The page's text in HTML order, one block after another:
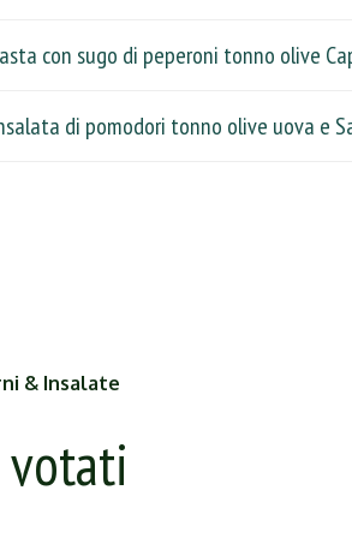
con sugo di peperoni tonno olive
di pomodori tonno olive uova e
& Insalate
votati